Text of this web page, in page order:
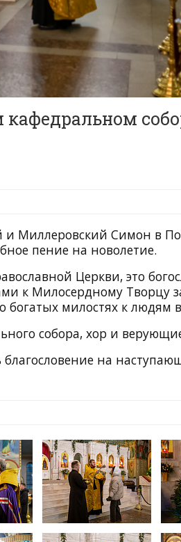
и Миллеровский Симон в
пение на новолетие.
Церкви, это
к Милосердному Творцу
милостях к людям
собора, хор и
благословение на